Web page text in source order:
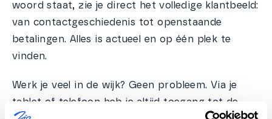
woord staat, zie je direct het volledige klantbeeld:
van contactgeschiedenis tot openstaande
betalingen. Alles is actueel en op één plek te
vinden.
Werk je veel in de wijk? Geen probleem. Via je
tablet of telefoon heb je altijd toegang tot de